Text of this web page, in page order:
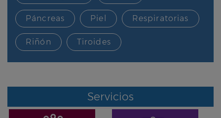
Páncreas Piel Respiratorias
Riñón Tiroides
Servicios